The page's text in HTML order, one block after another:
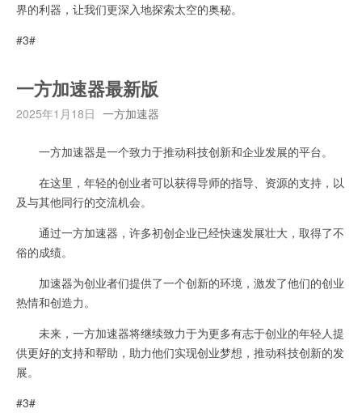
界的利器，让我们更深入地探索太空的奥秘。
#3#
一方加速器最新版
2025年1月18日 一方加速器
一方加速器是一个致力于推动科技创新和企业发展的平台。
在这里，年轻的创业者可以获得导师的指导、资源的支持，以
及与其他同行的交流机会。
通过一方加速器，许多初创企业已经快速发展壮大，取得了不
俗的成绩。
加速器为创业者们提供了一个创新的环境，激发了他们的创业
热情和创造力。
未来，一方加速器将继续致力于为更多有志于创业的年轻人提
供更好的支持和帮助，助力他们实现创业梦想，推动科技创新的发
展。
#3#